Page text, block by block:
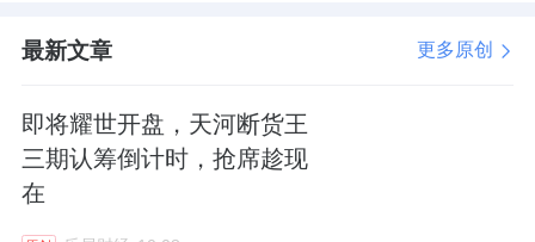
最新文章 更多原创
即将耀世开盘，天河断货王
三期认筹倒计时，抢席趁现
在